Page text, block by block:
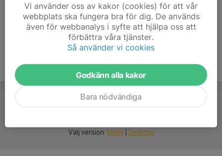
Välj version: Mobil Desktop
Vi använder oss av kakor (cookies) för att vår
webbplats ska fungera bra för dig. De används
även för webbanalys i syfte att hjälpa oss att
förbättra våra tjänster.
Så använder vi cookies
Godkänn alla kakor
Bara nödvändiga